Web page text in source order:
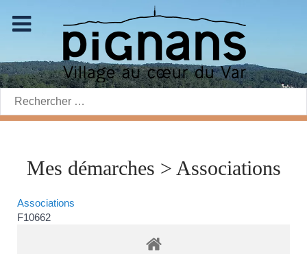
Rechercher:
Mes démarches > Associations
Associations
F10662